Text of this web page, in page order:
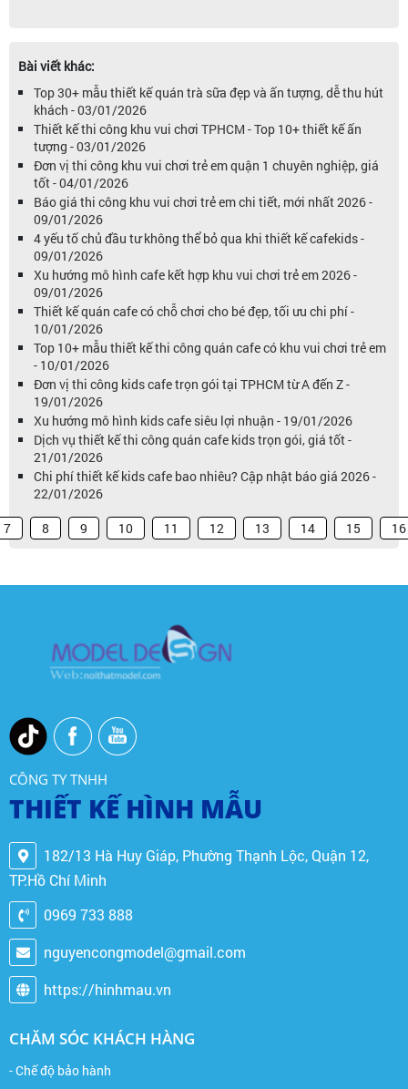
Bài viết khác:
Top 30+ mẫu thiết kế quán trà sữa đẹp và ấn tượng, dễ thu hút
khách - 03/01/2026
Thiết kế thi công khu vui chơi TPHCM - Top 10+ thiết kế ấn
tượng - 03/01/2026
Đơn vị thi công khu vui chơi trẻ em quận 1 chuyên nghiệp, giá
tốt - 04/01/2026
Báo giá thi công khu vui chơi trẻ em chi tiết, mới nhất 2026 -
09/01/2026
4 yếu tố chủ đầu tư không thể bỏ qua khi thiết kế cafekids -
09/01/2026
Xu hướng mô hình cafe kết hợp khu vui chơi trẻ em 2026 -
09/01/2026
Thiết kế quán cafe có chỗ chơi cho bé đẹp, tối ưu chi phí -
10/01/2026
Top 10+ mẫu thiết kế thi công quán cafe có khu vui chơi trẻ em
- 10/01/2026
Đơn vị thi công kids cafe trọn gói tại TPHCM từ A đến Z -
19/01/2026
Xu hướng mô hình kids cafe siêu lợi nhuận - 19/01/2026
Dịch vụ thiết kế thi công quán cafe kids trọn gói, giá tốt -
21/01/2026
Chi phí thiết kế kids cafe bao nhiêu? Cập nhật báo giá 2026 -
22/01/2026
7 8 9 10 11 12 13 14 15 16
CÔNG TY TNHH
THIẾT KẾ HÌNH MẪU
182/13 Hà Huy Giáp, Phường Thạnh Lộc, Quận 12,
TP.Hồ Chí Minh
0969 733 888
nguyencongmodel@gmail.com
https://hinhmau.vn
CHĂM SÓC KHÁCH HÀNG
- Chế độ bảo hành